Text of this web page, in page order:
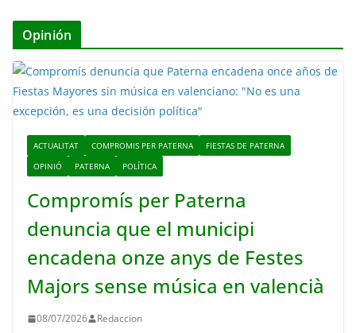
Opinión
ACTUALITAT COMPROMIS PER PATERNA
FIESTAS DE PATERNA
OPINIÓ
PATERNA POLÍTICA
Compromís per Paterna
denuncia que el municipi
encadena onze anys de Festes
Majors sense música en valencià
08/07/2026 Redaccion